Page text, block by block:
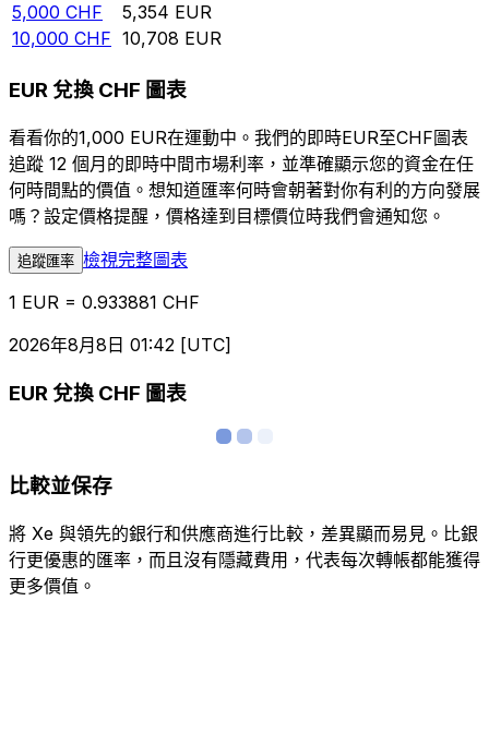
5,000 CHF 5,354 EUR
10,000 CHF 10,708 EUR
EUR 兌換 CHF 圖表
看看你的1,000 EUR在運動中。我們的即時EUR至CHF圖表
追蹤 12 個月的即時中間市場利率，並準確顯示您的資金在任
何時間點的價值。想知道匯率何時會朝著對你有利的方向發展
嗎？設定價格提醒，價格達到目標價位時我們會通知您。
追蹤匯率 檢視完整圖表
1 EUR = 0.933881 CHF
2026年8月8日 01:42 [UTC]
EUR 兌換 CHF 圖表
比較並保存
將 Xe 與領先的銀行和供應商進行比較，差異顯而易見。比銀
行更優惠的匯率，而且沒有隱藏費用，代表每次轉帳都能獲得
更多價值。